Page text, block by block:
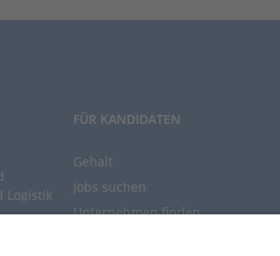
Logistik
FÜR KANDIDATEN
Gehalt
Jobs suchen
Unternehmen finden